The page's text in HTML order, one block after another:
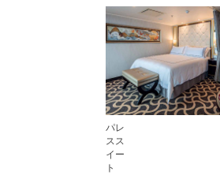
パレ
スス
イー
ト